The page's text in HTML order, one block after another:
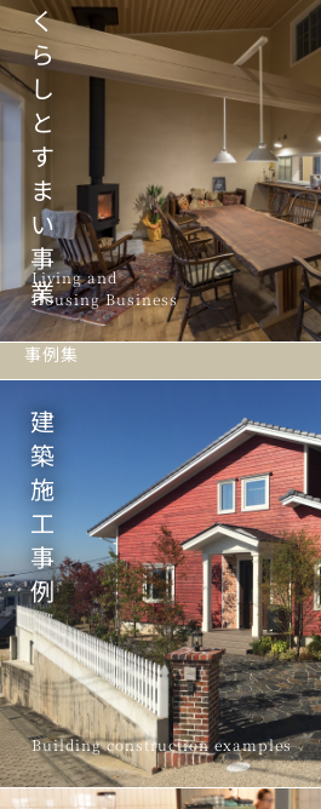
く
ら
し
と
す
ま
い
事
業
Living and
Housing Business
事例集
建
築
施
工
事
例
Building construction examples